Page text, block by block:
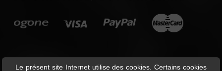
Le présent site Internet utilise des cookies. Certains cookies